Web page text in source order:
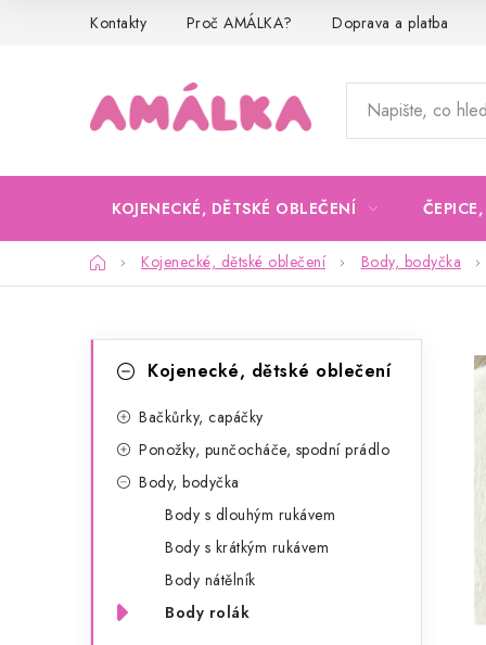
Kontakty Proč AMÁLKA? Doprava a platba
KOJENECKÉ, DĚTSKÉ OBLEČENÍ
DomůKojenecké, dětské oblečení Body, bodyčka
kategorieKojenecké, dětské oblečení
Bačkůrky, capáčky
Ponožky, punčocháče, spodní prádlo
Body, bodyčka
Body s dlouhým rukávem
Body s krátkým rukávem
Body nátělník
Body rolák